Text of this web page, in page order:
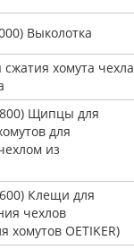
Выколотка
хомута чехла
800) Щипцы для
для
из
Клещи для
чехлов
хомутов OETIKER)